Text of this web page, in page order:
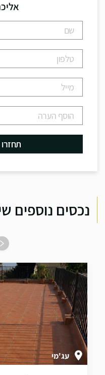
נכסים נוספים
עג'מי